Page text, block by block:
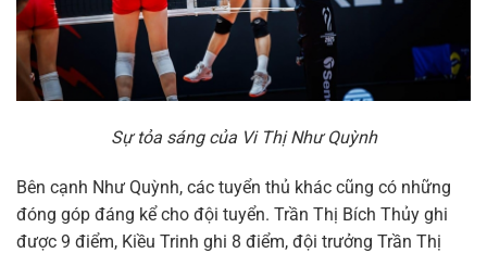
Sự tỏa sáng của Vi Thị Như Quỳnh
Bên cạnh Như Quỳnh, các tuyển thủ khác cũng có những
đóng góp đáng kể cho đội tuyển. Trần Thị Bích Thủy ghi
được 9 điểm, Kiều Trinh ghi 8 điểm, đội trưởng Trần Thị